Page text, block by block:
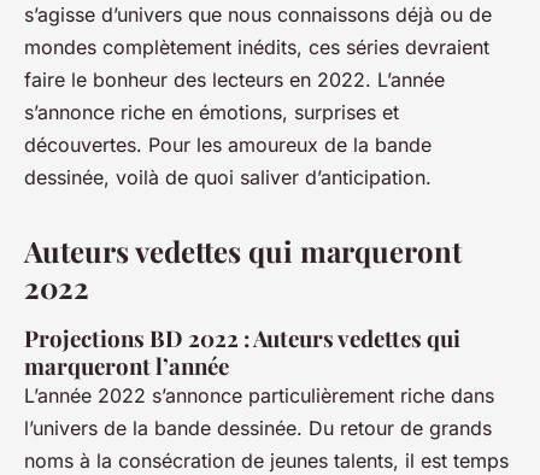
s’agisse d’univers que nous connaissons déjà ou de
mondes complètement inédits, ces séries devraient
faire le bonheur des lecteurs en 2022. L’année
s’annonce riche en émotions, surprises et
découvertes. Pour les amoureux de la bande
dessinée, voilà de quoi saliver d’anticipation.
Auteurs vedettes qui marqueront
2022
Projections BD 2022 : Auteurs vedettes qui
marqueront l’année
L’année 2022 s’annonce particulièrement riche dans
l’univers de la bande dessinée. Du retour de grands
noms à la consécration de jeunes talents, il est temps